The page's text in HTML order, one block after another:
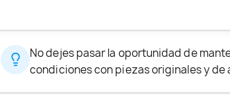
No dejes pasar la oportunidad de
condiciones con piezas originales y de